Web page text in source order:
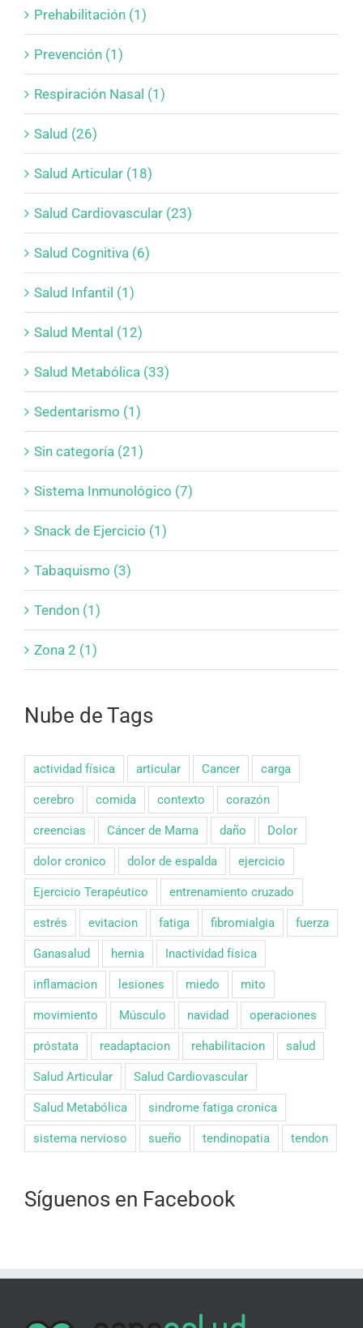
Prehabilitación (1)
Prevención (1)
Respiración Nasal (1)
Salud (26)
Salud Articular (18)
Salud Cardiovascular (23)
Salud Cognitiva (6)
Salud Infantil (1)
Salud Mental (12)
Salud Metabólica (33)
Sedentarismo (1)
Sin categoría (21)
Sistema Inmunológico (7)
Snack de Ejercicio (1)
Tabaquismo (3)
Tendon (1)
Zona 2 (1)
Nube de Tags
actividad física articular Cancer carga
cerebro comida contexto corazón
creencias Cáncer de Mama daño Dolor
dolor cronico dolor de espalda ejercicio
Ejercicio Terapéutico entrenamiento cruzado
estrés evitacion fatiga fibromialgia fuerza
Ganasalud hernia Inactividad física
inflamacion lesiones miedo mito
movimiento Músculo navidad operaciones
próstata readaptacion rehabilitacion salud
Salud Articular Salud Cardiovascular
Salud Metabólica sindrome fatiga cronica
sistema nervioso sueño tendinopatia tendon
Síguenos en Facebook